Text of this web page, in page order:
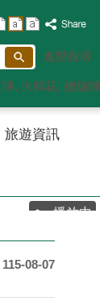
搜
尋
進階搜尋
火鶴花 總舖師
旅遊資訊
播放中
115-08-07